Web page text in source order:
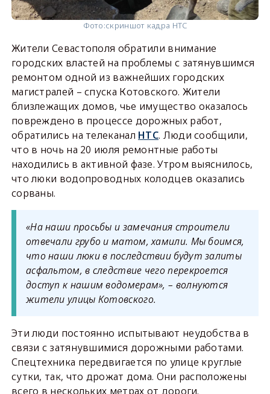
Фото:скриншот кадра НТС
Жители Севастополя обратили внимание
городских властей на проблемы с затянувшимся
ремонтом одной из важнейших городских
магистралей – спуска Котовского. Жители
близлежащих домов, чье имущество оказалось
повреждено в процессе дорожных работ,
обратились на телеканал НТС. Люди сообщили,
что в ночь на 20 июля ремонтные работы
находились в активной фазе. Утром выяснилось,
что люки водопроводных колодцев оказались
сорваны.
«На наши просьбы и замечания строители
отвечали грубо и матом, хамили. Мы боимся,
что наши люки в последствии будут залиты
асфальтом, в следствие чего перекроется
доступ к нашим водомерам», – волнуются
жители улицы Котовского.
Эти люди постоянно испытывают неудобства в
связи с затянувшимися дорожными работами.
Спецтехника передвигается по улице круглые
сутки, так, что дрожат дома. Они расположены
всего в нескольких метрах от дороги.